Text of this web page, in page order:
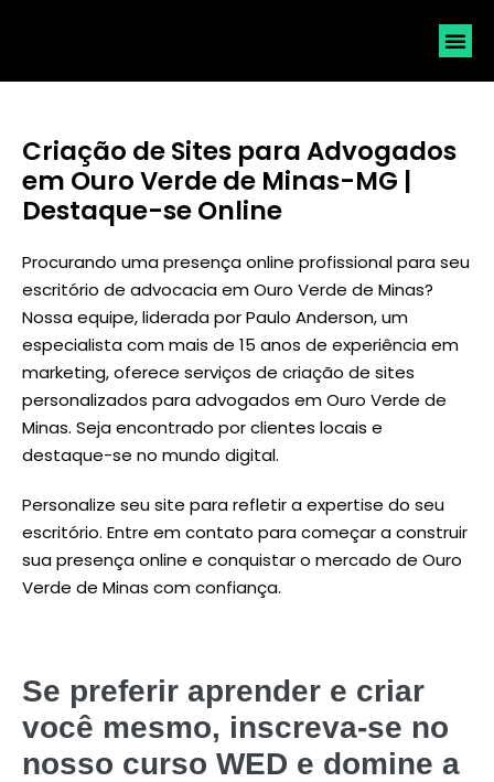
Criação de Sites para Advogados
em Ouro Verde de Minas-MG |
Destaque-se Online
Procurando uma presença online profissional para seu
escritório de advocacia em Ouro Verde de Minas?
Nossa equipe, liderada porPaulo Anderson, um
especialista com mais de 15 anos de experiência em
marketing, oferece serviços de criação de sites
personalizados para advogados em Ouro Verde de
Minas. Seja encontrado por clientes locais e
destaque-se no mundo digital.
Personalize seu site para refletir a expertise do seu
escritório. Entre em contato para começar a construir
sua presença online e conquistar o mercado de Ouro
Verde de Minas com confiança.
Se preferir aprender e criar
você mesmo, inscreva-se no
nosso curso WED e domine a